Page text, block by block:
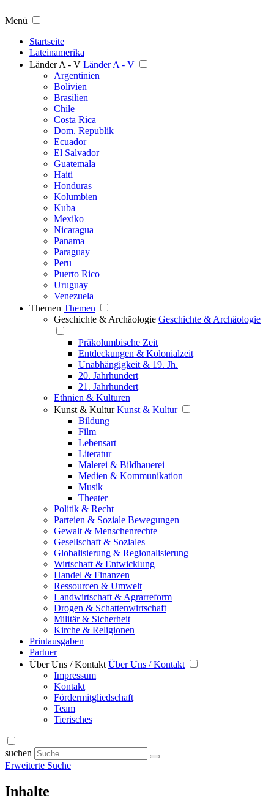
Menü
Startseite
Lateinamerika
Länder A - V Länder A - V
Argentinien
Bolivien
Brasilien
Chile
Costa Rica
Dom. Republik
Ecuador
El Salvador
Guatemala
Haiti
Honduras
Kolumbien
Kuba
Mexiko
Nicaragua
Panama
Paraguay
Peru
Puerto Rico
Uruguay
Venezuela
Themen Themen
Geschichte & Archäologie Geschichte & Archäologie
Präkolumbische Zeit
Entdeckungen & Kolonialzeit
Unabhängigkeit & 19. Jh.
20. Jahrhundert
21. Jahrhundert
Ethnien & Kulturen
Kunst & Kultur Kunst & Kultur
Bildung
Film
Lebensart
Literatur
Malerei & Bildhauerei
Medien & Kommunikation
Musik
Theater
Politik & Recht
Parteien & Soziale Bewegungen
Gewalt & Menschenrechte
Gesellschaft & Soziales
Globalisierung & Regionalisierung
Wirtschaft & Entwicklung
Handel & Finanzen
Ressourcen & Umwelt
Landwirtschaft & Agrarreform
Drogen & Schattenwirtschaft
Militär & Sicherheit
Kirche & Religionen
Printausgaben
Partner
Über Uns / Kontakt Über Uns / Kontakt
Impressum
Kontakt
Fördermitgliedschaft
Team
Tierisches
suchen
Erweiterte Suche
Inhalte